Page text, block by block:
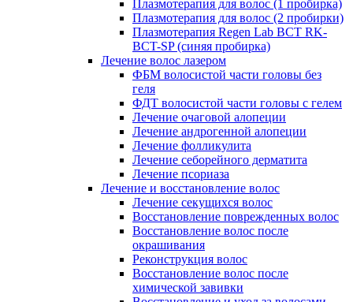
Плазмотерапия для волос (1 пробирка)
Плазмотерапия для волос (2 пробирки)
Плазмотерапия Regen Lab BCT RK-
BCT-SP (синяя пробирка)
Лечение волос лазером
ФБМ волосистой части головы без
геля
ФДТ волосистой части головы с гелем
Лечение очаговой алопеции
Лечение андрогенной алопеции
Лечение фолликулита
Лечение себорейного дерматита
Лечение псориаза
Лечение и восстановление волос
Лечение секущихся волос
Восстановление поврежденных волос
Восстановление волос после
окрашивания
Реконструкция волос
Восстановление волос после
химической завивки